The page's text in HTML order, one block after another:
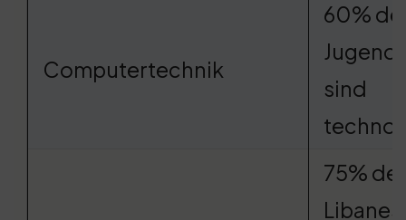
Computertechnik
60%
sind
75% der